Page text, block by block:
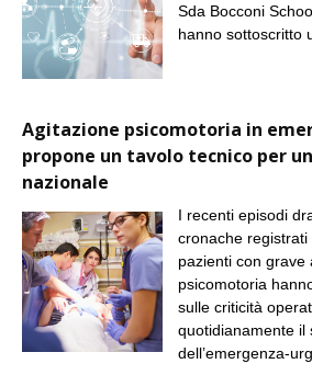
Sda Bocconi
hanno sottoscritto
Agitazione psicomotoria in
propone un tavolo tecnico per
nazionale
I recenti episodi
cronache
pazienti con grave
psicomotoria
sulle criticità
quotidianamente il
dell’emergenza-